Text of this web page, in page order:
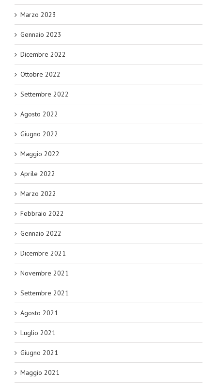
Marzo 2023
Gennaio 2023
Dicembre 2022
Ottobre 2022
Settembre 2022
Agosto 2022
Giugno 2022
Maggio 2022
Aprile 2022
Marzo 2022
Febbraio 2022
Gennaio 2022
Dicembre 2021
Novembre 2021
Settembre 2021
Agosto 2021
Luglio 2021
Giugno 2021
Maggio 2021